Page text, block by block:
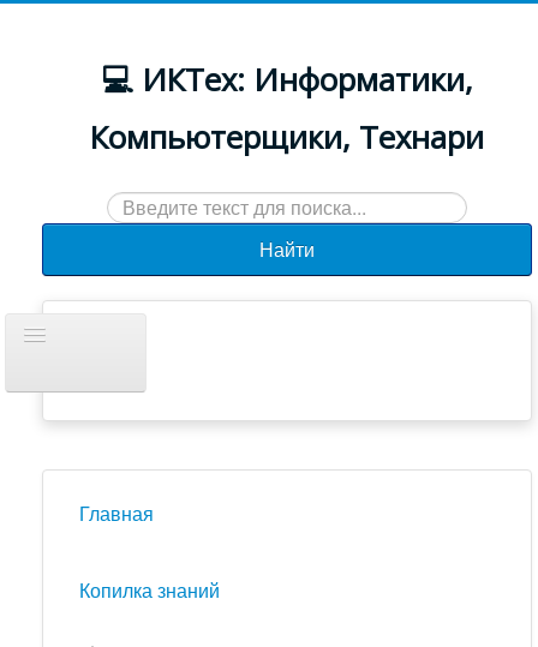
💻 ИКТех: Информатики,
Компьютерщики, Технари
Искать...
Найти
навигацию
Новости
Главная
Копилка знаний